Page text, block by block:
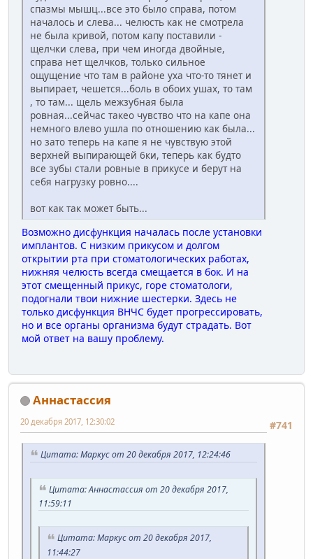
спазмы мышц...все это было справа, потом
началось и слева... челюсть как не смотрела
не была кривой, потом капу поставили -
щелчки слева, при чем иногда двойные,
справа нет щелчков, только сильное
ощущение что там в районе уха что-то тянет и
выпирает, чешется...боль в обоих ушах, то там
, то там... щель межзубная была
ровная...сейчас такео чувство что на капе она
немного влево ушла по отношению как была...
но зато теперь на капе я не чувствую этой
верхней выпирающей 6ки, теперь как будто
все зубы стали ровные в прикусе и берут на
себя нагрузку ровно....
вот как так может быть...
Возможно дисфункция началась после установки
имплантов. С низким прикусом и долгом
открытии рта при стоматологических работах,
нижняя челюсть всегда смещается в бок. И на
этот смещенный прикус, горе стоматологи,
подогнали твои нижние шестерки. Здесь не
только дисфункция ВНЧС будет прогрессировать,
но и все органы организма будут страдать. Вот
мой ответ на вашу проблему.
Аннастассия
#741
20 декабря 2017, 12:30:02
Цитата: Маркус от 20 декабря 2017, 12:24:46
Цитата: Аннастассия от 20 декабря 2017,
11:59:11
Цитата: Маркус от 20 декабря 2017,
11:44:27